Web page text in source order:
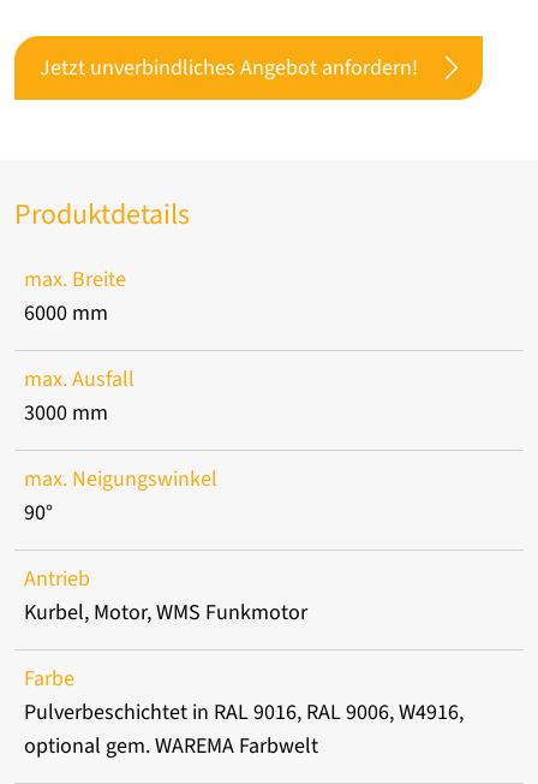
Jetzt unverbindliches Angebot anfordern!
Produktdetails
max. Breite
6000 mm
max. Ausfall
3000 mm
max. Neigungswinkel
90°
Antrieb
Kurbel, Motor, WMS Funkmotor
Farbe
Pulverbeschichtet in RAL 9016, RAL 9006, W4916,
optional gem. WAREMA Farbwelt